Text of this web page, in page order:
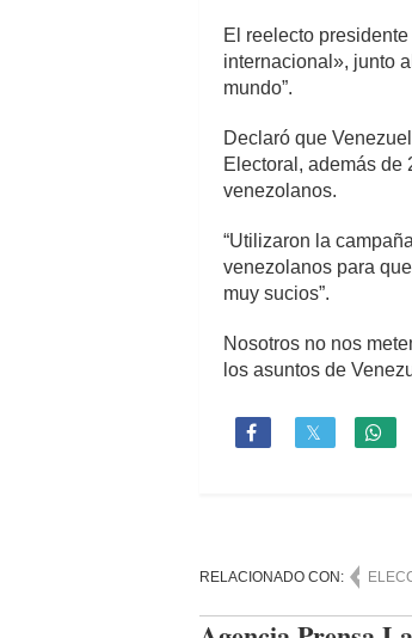
El reelecto
internacional», junto
mundo”.
Declaró que
Electoral, además de
venezolanos.
“Utilizaron la
venezolanos para
muy sucios”.
Nosotros no nos
los asuntos de

RELACIONADO CON: